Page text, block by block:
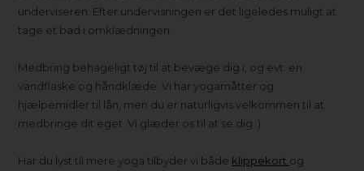
underviseren. Efter undervisningen er det ligeledes muligt at
tage et bad i omklædningen.
Medbring behageligt tøj til at bevæge dig i, og evt. en
vandflaske og håndklæde. Vi har yogamåtter og
hjælpemidler til lån, men du er naturligvis velkommen til at
medbringe dit eget. Vi glæder os til at se dig :)
Har du lyst til mere yoga tilbyder vi både klippekort og